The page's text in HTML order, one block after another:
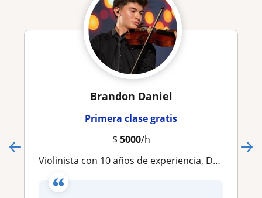
Brandon Daniel
Primera clase gratis
$ 5000/h
Violinista con 10 años de experiencia, Doy clases de violin a estudiantes de nivel principiante e intermedio. ¡cualquier edad!